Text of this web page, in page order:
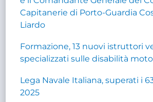
Capitanerie di Porto-Guardia
Liardo
Formazione, 13 nuovi istruttori
specializzati sulle disabilità
Lega Navale Italiana, superati i
2025